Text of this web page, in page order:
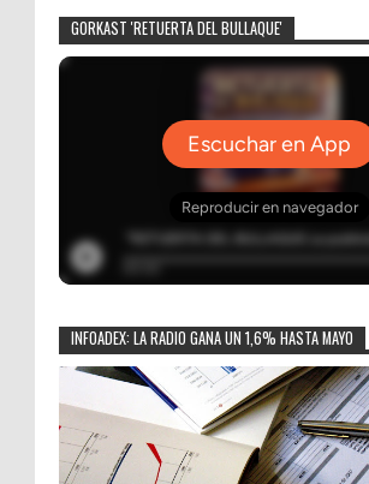
GORKAST 'RETUERTA DEL BULLAQUE'
INFOADEX: LA RADIO GANA UN 1,6% HASTA MAYO